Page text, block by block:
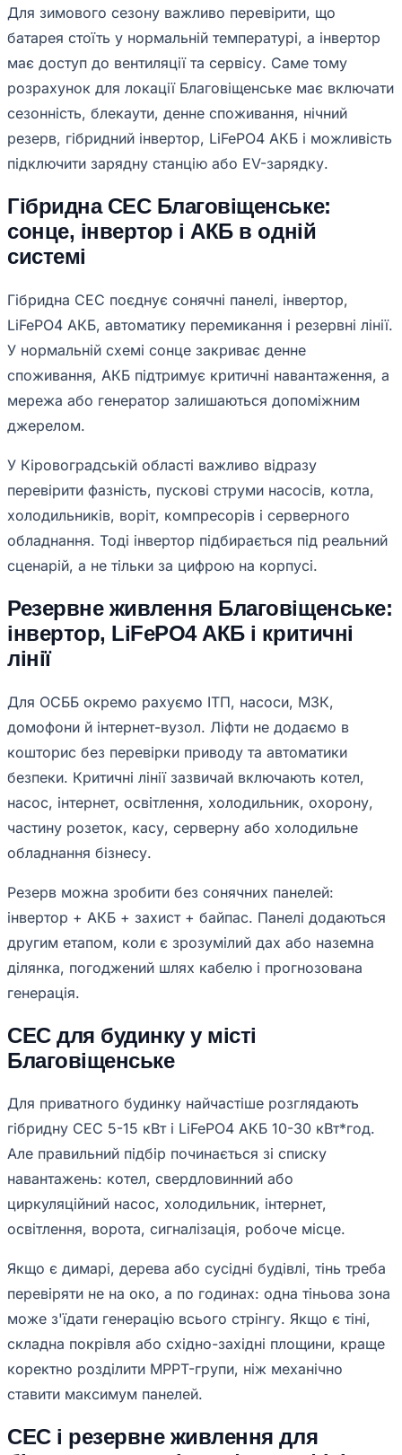
Для зимового сезону важливо перевірити, що
батарея стоїть у нормальній температурі, а інвертор
має доступ до вентиляції та сервісу. Саме тому
розрахунок для локації Благовіщенське має включати
сезонність, блекаути, денне споживання, нічний
резерв, гібридний інвертор, LiFePO4 АКБ і можливість
підключити зарядну станцію або EV-зарядку.
Гібридна СЕС Благовіщенське:
сонце, інвертор і АКБ в одній
системі
Гібридна СЕС поєднує сонячні панелі, інвертор,
LiFePO4 АКБ, автоматику перемикання і резервні лінії.
У нормальній схемі сонце закриває денне
споживання, АКБ підтримує критичні навантаження, а
мережа або генератор залишаються допоміжним
джерелом.
У Кіровоградській області важливо відразу
перевірити фазність, пускові струми насосів, котла,
холодильників, воріт, компресорів і серверного
обладнання. Тоді інвертор підбирається під реальний
сценарій, а не тільки за цифрою на корпусі.
Резервне живлення Благовіщенське:
інвертор, LiFePO4 АКБ і критичні
лінії
Для ОСББ окремо рахуємо ІТП, насоси, МЗК,
домофони й інтернет-вузол. Ліфти не додаємо в
кошторис без перевірки приводу та автоматики
безпеки. Критичні лінії зазвичай включають котел,
насос, інтернет, освітлення, холодильник, охорону,
частину розеток, касу, серверну або холодильне
обладнання бізнесу.
Резерв можна зробити без сонячних панелей:
інвертор + АКБ + захист + байпас. Панелі додаються
другим етапом, коли є зрозумілий дах або наземна
ділянка, погоджений шлях кабелю і прогнозована
генерація.
СЕС для будинку у місті
Благовіщенське
Для приватного будинку найчастіше розглядають
гібридну СЕС 5-15 кВт і LiFePO4 АКБ 10-30 кВт*год.
Але правильний підбір починається зі списку
навантажень: котел, свердловинний або
циркуляційний насос, холодильник, інтернет,
освітлення, ворота, сигналізація, робоче місце.
Якщо є димарі, дерева або сусідні будівлі, тінь треба
перевіряти не на око, а по годинах: одна тіньова зона
може з'їдати генерацію всього стрінгу. Якщо є тіні,
складна покрівля або східно-західні площини, краще
коректно розділити MPPT-групи, ніж механічно
ставити максимум панелей.
СЕС і резервне живлення для